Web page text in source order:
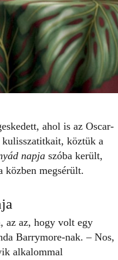
ahol is az Oscar-
kulisszatitkait, köztük a
napja szóba került,
közben megsérült.
az az, hogy volt egy
Barrymore-nak. – Nos,
alkalommal